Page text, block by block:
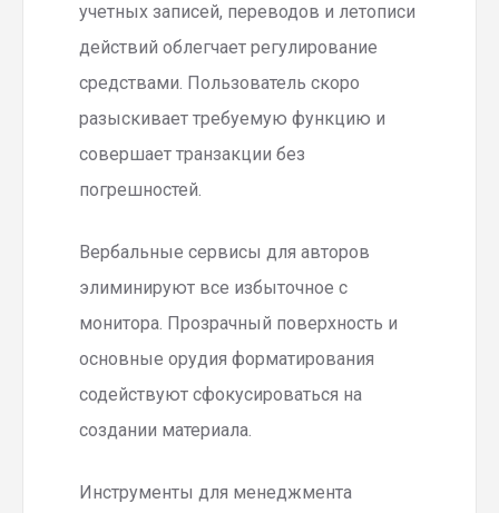
учетных записей, переводов и летописи
действий облегчает регулирование
средствами. Пользователь скоро
разыскивает требуемую функцию и
совершает транзакции без
погрешностей.
Вербальные сервисы для авторов
элиминируют все избыточное с
монитора. Прозрачный поверхность и
основные орудия форматирования
содействуют сфокусироваться на
создании материала.
Инструменты для менеджмента